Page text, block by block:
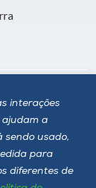
interações
ajudam a
sendo usado,
para
diferentes de